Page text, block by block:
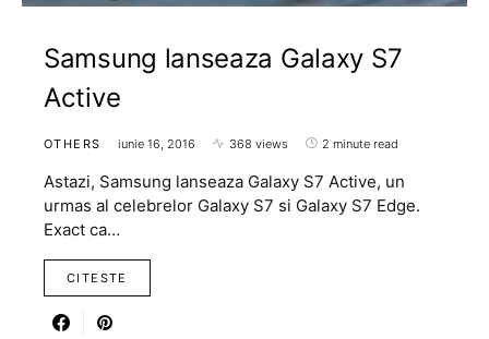
Samsung lanseaza Galaxy S7
Active
OTHERS iunie 16, 2016 368 views 2 minute read
Astazi, Samsung lanseaza Galaxy S7 Active, un
urmas al celebrelor Galaxy S7 si Galaxy S7 Edge.
Exact ca…
CITESTE